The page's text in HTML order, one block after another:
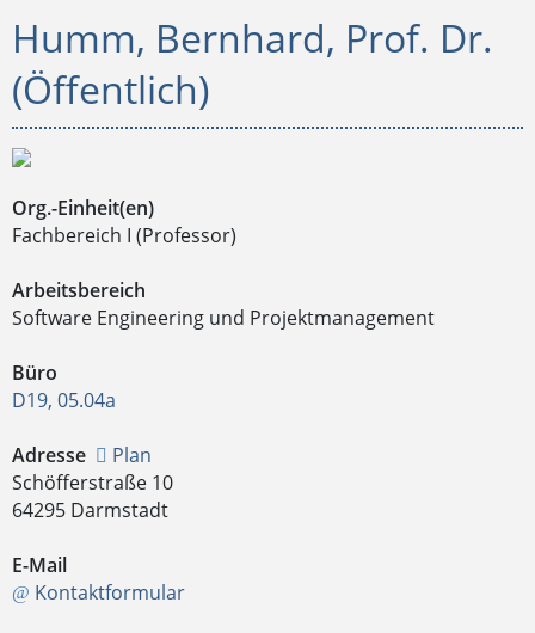
Humm, Bernhard, Prof. Dr.
(Öffentlich)
Org.-Einheit(en)
Fachbereich I (Professor)
Arbeitsbereich
Software Engineering und Projektmanagement
Büro
D19, 05.04a
Adresse
Plan
Schöfferstraße 10
64295 Darmstadt
E-Mail
Kontaktformular